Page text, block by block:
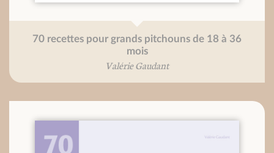
70 recettes pour grands pitchouns de 18 à 36
mois
Valérie Gaudant